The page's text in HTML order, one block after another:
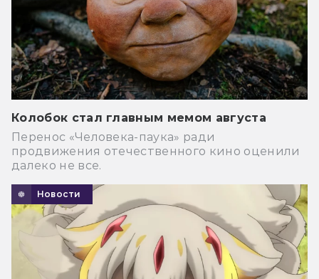
Колобок стал главным мемом августа
Перенос «Человека-паука» ради
продвижения отечественного кино оценили
далеко не все.
Новости